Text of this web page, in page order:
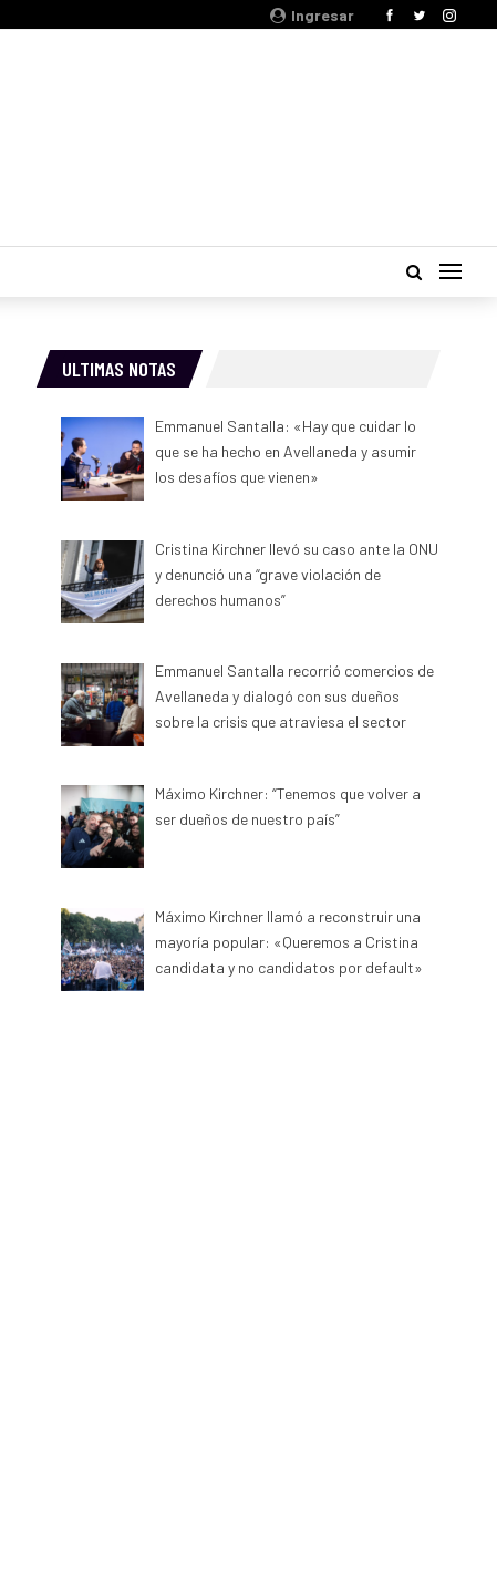
Ingresar
ULTIMAS NOTAS
Emmanuel Santalla: «Hay que cuidar lo
que se ha hecho en Avellaneda y asumir
los desafíos que vienen»
Cristina Kirchner llevó su caso ante la ONU
y denunció una “grave violación de
derechos humanos”
Emmanuel Santalla recorrió comercios de
Avellaneda y dialogó con sus dueños
sobre la crisis que atraviesa el sector
Máximo Kirchner: “Tenemos que volver a
ser dueños de nuestro país”
Máximo Kirchner llamó a reconstruir una
mayoría popular: «Queremos a Cristina
candidata y no candidatos por default»